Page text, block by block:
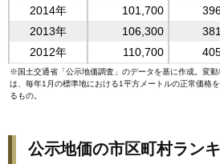
2014年
101,700
2013年
106,300
2012年
110,700
2011年
112,100
2010年
2007年
120,200
※国土交通省「公示地価調査 」のデータを基に作成。変
は、毎年1月の標準地における1平方メートルの正常価格
るもの。
公示地価の市区町村ラン